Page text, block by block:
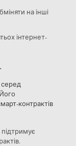
на інші
інтернет-
серед
контрактів